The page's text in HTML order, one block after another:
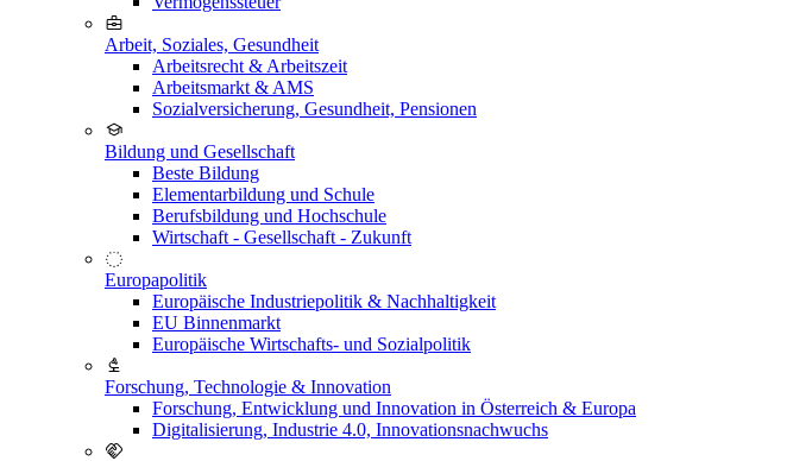
Arbeit, Soziales, Gesundheit
Arbeitsrecht & Arbeitszeit
Arbeitsmarkt & AMS
Sozialversicherung, Gesundheit, Pensionen
Bildung und Gesellschaft
Beste Bildung
Elementarbildung und Schule
Berufsbildung und Hochschule
Wirtschaft - Gesellschaft - Zukunft
Europapolitik
Europäische Industriepolitik & Nachhaltigkeit
EU Binnenmarkt
Europäische Wirtschafts- und Sozialpolitik
Forschung, Technologie & Innovation
Forschung, Entwicklung und Innovation in Österreich & Europa
Digitalisierung, Industrie 4.0, Innovationsnachwuchs